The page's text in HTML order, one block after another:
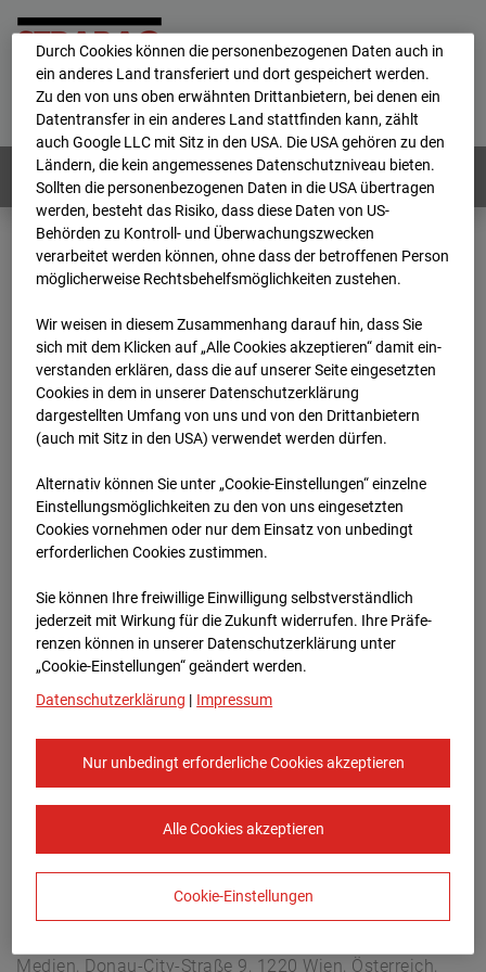
Home E-Mail Impressum
Login
Deutsch / English
Webcams: Alle Länder
Home
Deutschland
BC-132 - BV-Ausbau Bonatzbau -Cam9
Archiv
2026 07 08 11:15
BC-132 - BV-Ausbau
Bonatzbau -Cam9
Arnulf Klett Platz, 70173 Stuttgart
Zur Übersicht
Europe/Berlin
Medien, Donau-City-Straße 9, 1220 Wien, Österreich,
Durch Cookies können die personenbezogenen Daten auch in
ein anderes Land transferiert und dort gespeichert werden.
Zu den von uns oben erwähnten Drittanbietern, bei denen ein
Datentransfer in ein anderes Land stattfinden kann, zählt
auch Google LLC mit Sitz in den USA. Die USA gehören zu den
Ländern, die kein angemessenes Datenschutzniveau bieten.
Sollten die personenbezogenen Daten in die USA übertragen
werden, besteht das Risiko, dass diese Daten von US-
Behörden zu Kontroll- und Überwachungszwecken
verarbeitet werden können, ohne dass der betroffenen Person
möglicherweise Rechtsbehelfsmöglichkeiten zustehen.
Wir weisen in diesem Zusammenhang darauf hin, dass Sie
sich mit dem Klicken auf „Alle Cookies akzeptieren“ damit ein­
ver­standen erklären, dass die auf unserer Seite eingesetzten
Cookies in dem in unserer Datenschutzerklärung
dargestellten Umfang von uns und von den Drittanbietern
(auch mit Sitz in den USA) verwendet werden dürfen.
Alternativ können Sie unter „Cookie-Einstellungen“ einzelne
Einstellungsmöglichkeiten zu den von uns eingesetzten
Cookies vornehmen oder nur dem Einsatz von unbedingt
erforderlichen Cookies zustimmen.
Sie können Ihre freiwillige Einwilligung selbstverständlich
jederzeit mit Wirkung für die Zukunft widerrufen. Ihre Prä­fe­
renzen können in unserer Datenschutzerklärung unter
„Cookie-Einstellungen“ geändert werden.
Datenschutzerklärung | Impressum
Nur unbedingt erforderliche Cookies akzeptieren
Alle Cookies akzeptieren
Cookie-Einstellungen